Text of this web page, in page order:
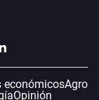
económicosAgro
Opinión